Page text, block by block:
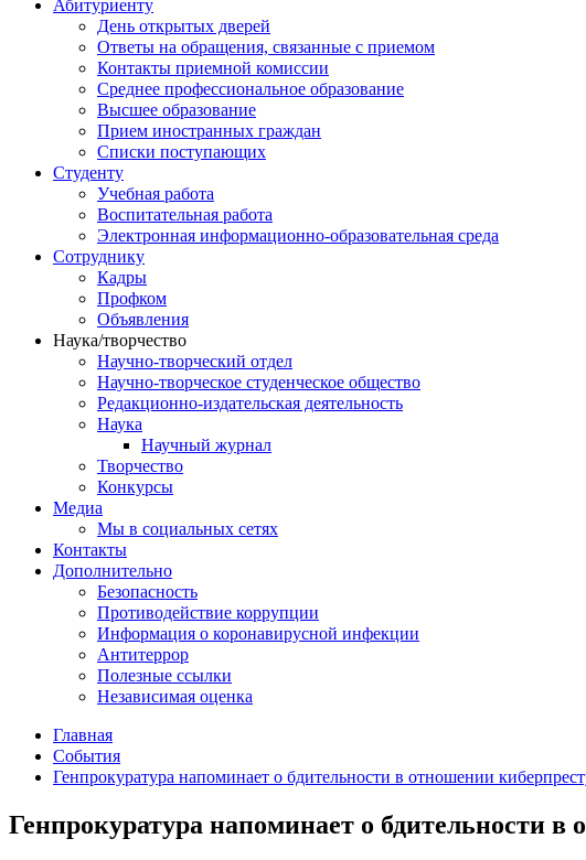
Абитуриенту
День открытых дверей
Ответы на обращения, связанные с приемом
Контакты приемной комиссии
Среднее профессиональное образование
Высшее образование
Прием иностранных граждан
Списки поступающих
Студенту
Учебная работа
Воспитательная работа
Электронная информационно-образовательная среда
Сотруднику
Кадры
Профком
Объявления
Наука/творчество
Научно-творческий отдел
Научно-творческое студенческое общество
Редакционно-издательская деятельность
Наука
Научный журнал
Творчество
Конкурсы
Медиа
Мы в социальных сетях
Контакты
Дополнительно
Безопасность
Противодействие коррупции
Информация о коронавирусной инфекции
Антитеррор
Полезные ссылки
Независимая оценка
Главная
События
Генпрокуратура напоминает о бдительности в отношении
Генпрокуратура напоминает о бдительности